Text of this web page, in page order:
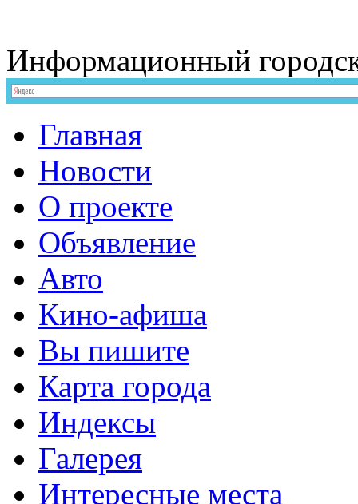
Информационный
Главная
Новости
О проекте
Объявление
Авто
Кино-афиша
Вы пишите
Карта города
Индексы
Галерея
Интересные места